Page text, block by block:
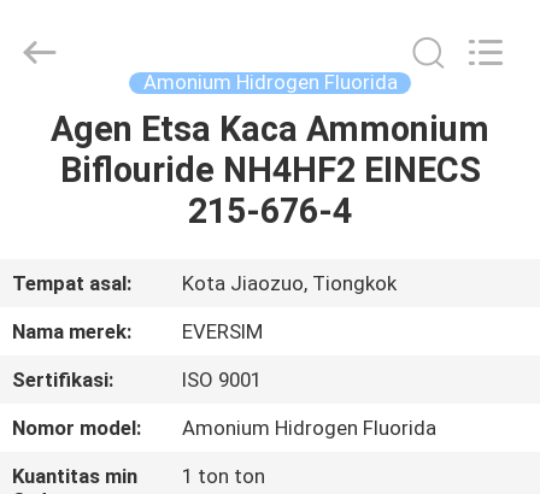
RUMAH
VIDEO
KAMI
TUR
Imp.&Exp.Co.,Ltd.
Amonium Hidrogen Fluorida
Agen Etsa Kaca Ammonium
Biflouride NH4HF2 EINECS
215-676-4
Tempat asal:
Kota Jiaozuo, Tiongkok
Nama merek:
EVERSIM
Sertifikasi:
ISO 9001
Nomor model:
Amonium Hidrogen Fluorida
Kuantitas min
1 ton ton